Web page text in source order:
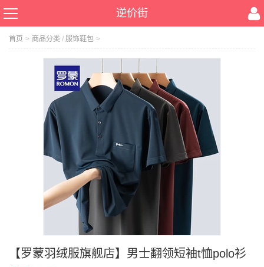
逆价街
首页 > 商品分类 / 服饰鞋包 >
【罗蒙羽绒服旗舰店】男士翻领短袖t恤polo衫